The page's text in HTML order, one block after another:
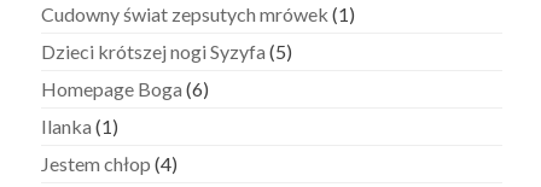
Cudowny świat zepsutych mrówek (1)
Dzieci krótszej nogi Syzyfa (5)
Homepage Boga (6)
Ilanka (1)
Jestem chłop (4)